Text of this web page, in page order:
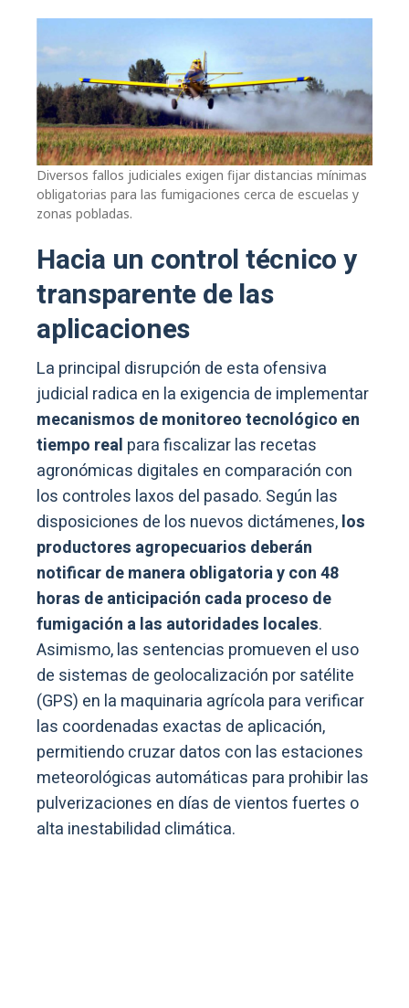
Diversos fallos judiciales exigen fijar distancias mínimas
obligatorias para las fumigaciones cerca de escuelas y
zonas pobladas.
Hacia un control técnico y
transparente de las
aplicaciones
La principal disrupción de esta ofensiva
judicial radica en la exigencia de implementar
mecanismos de monitoreo tecnológico en
tiempo real para fiscalizar las recetas
agronómicas digitales en comparación con
los controles laxos del pasado. Según las
disposiciones de los nuevos dictámenes,los
productores agropecuarios deberán
notificar de manera obligatoria y con 48
horas de anticipación cada proceso de
fumigación a las autoridades locales.
Asimismo, las sentencias promueven el uso
de sistemas de geolocalización por satélite
(GPS) en la maquinaria agrícola para verificar
las coordenadas exactas de aplicación,
permitiendo cruzar datos con las estaciones
meteorológicas automáticas para prohibir las
pulverizaciones en días de vientos fuertes o
alta inestabilidad climática.